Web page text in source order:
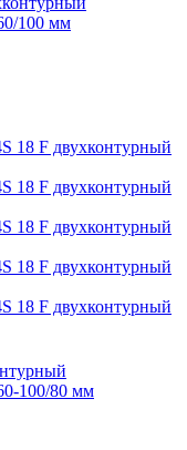
100 мм
100/80 мм